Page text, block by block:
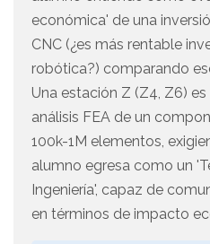
económica' de una
CNC (¿es más rentable
robótica?) comparando
Una estación Z (Z4, Z6)
análisis FEA de un
100k-1M elementos,
alumno egresa como un
Ingeniería', capaz de
en términos de impacto